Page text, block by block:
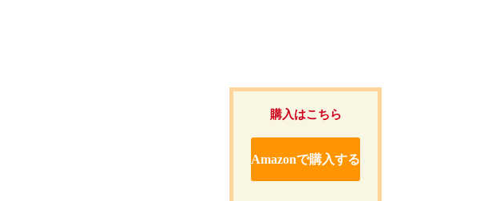
購入はこちら
Amazonで購入する